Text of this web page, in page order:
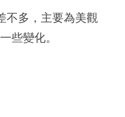
不多，主要為美觀
些變化。